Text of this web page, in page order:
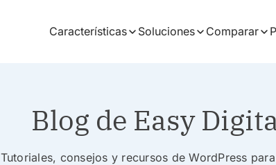
Características Soluciones Comparar
Blog de Easy
Tutoriales, consejos y recursos de WordPress